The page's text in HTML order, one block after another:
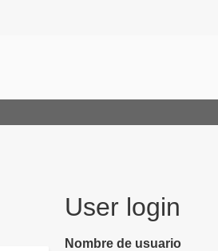
User login
Nombre de usuario